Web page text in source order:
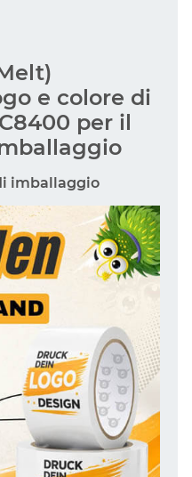
e colore di
per il
imballaggio